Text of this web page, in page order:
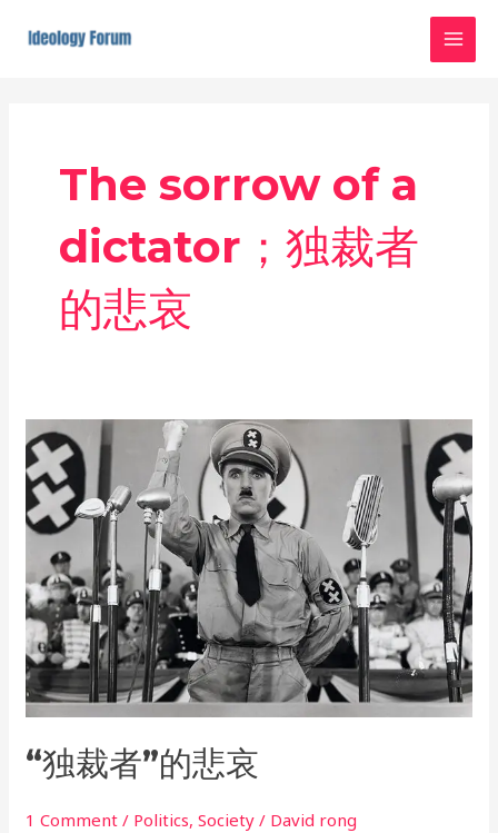
The sorrow of a
dictator；独裁者
的悲哀
“独裁者”的悲哀
1 Comment / Politics,Society / David rong
“独
裁
者”的
悲
哀